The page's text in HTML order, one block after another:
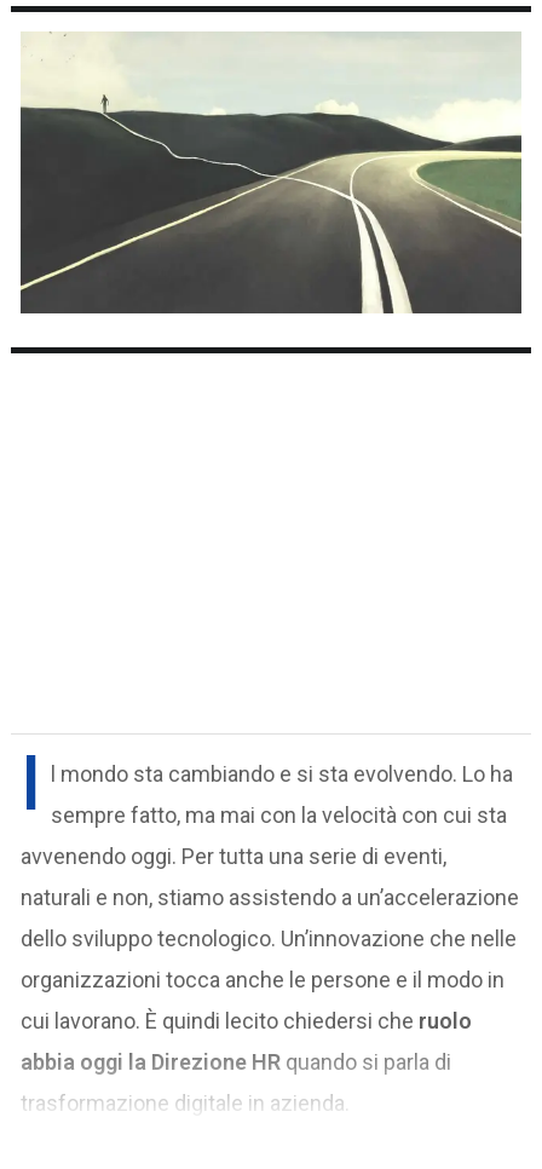
I
l mondo sta cambiando e si sta evolvendo. Lo ha
sempre fatto, ma mai con la velocità con cui sta
avvenendo oggi. Per tutta una serie di eventi,
naturali e non, stiamo assistendo a un’accelerazione
dello sviluppo tecnologico. Un’innovazione che nelle
organizzazioni tocca anche le persone e il modo in
cui lavorano. È quindi lecito chiedersi che ruolo
abbia oggi la Direzione HR quando si parla di
trasformazione digitale in azienda.